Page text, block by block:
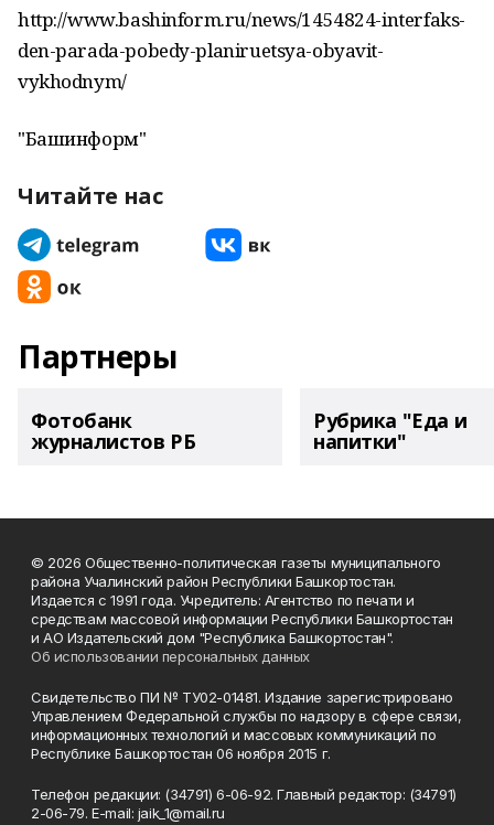
http://www.bashinform.ru/news/1454824-interfaks-
den-parada-pobedy-planiruetsya-obyavit-
vykhodnym/
"Башинформ"
Читайте нас
Партнеры
Фотобанк
журналистов РБ
Рубрика "Еда и
напитки"
© 2026 Общественно-политическая газеты муниципального
района Учалинский район Республики Башкортостан.
Издается с 1991 года. Учредитель: Агентство по печати и
средствам массовой информации Республики Башкортостан
и АО Издательский дом "Республика Башкортостан".
Об использовании персональных данных
Свидетельство ПИ № ТУ02-01481. Издание зарегистрировано
Управлением Федеральной службы по надзору в сфере связи,
информационных технологий и массовых коммуникаций по
Республике Башкортостан 06 ноября 2015 г.
Телефон редакции: (34791) 6-06-92. Главный редактор: (34791)
2-06-79. Е-mаil: jaik_1@mail.ru